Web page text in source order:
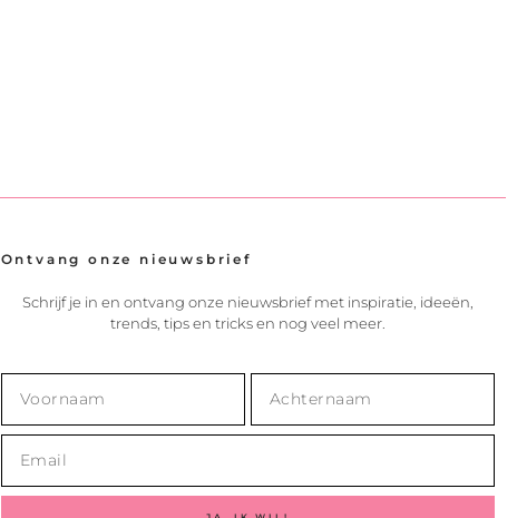
Ontvang onze nieuwsbrief
Schrijf je in en ontvang onze nieuwsbrief met inspiratie, ideeën,
trends, tips en tricks en nog veel meer.